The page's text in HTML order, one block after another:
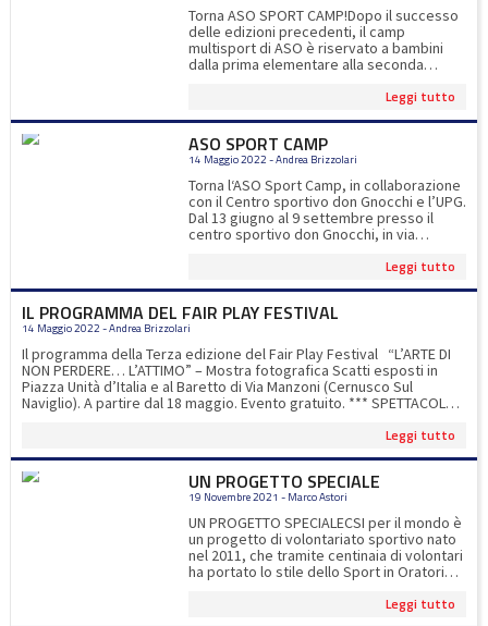
Torna ASO SPORT CAMP!Dopo il successo
delle edizioni precedenti, il camp
multisport di ASO è riservato a bambini
dalla prima elementare alla seconda
saranno esperti di calcio, tennis, padel e
www.asocernusco.itper info
asosportcamp@gmail.com
Leggi tutto
ASO SPORT CAMP
14 Maggio 2022 - Andrea Brizzolari
Torna l‘ASO Sport Camp, in collaborazione
con il Centro sportivo don Gnocchi e l’UPG.
Dal 13 giugno al 9 settembre presso il
centro sportivo don Gnocchi, in via
quest'anno: corsi di padel e il pranzo
sperimentare 12 sport diversi, compresi il
padel e la piscina Quest’anno presentiamo
un ASO SPORT CAMP in formato maxi per
soddisfare la voglia dei nostri bambini e
ragazzi di amicizia, divertimento e libertà.
Si parte il 13 giugno e si prosegue fino al 9
settembre. luglio. Sette settimane di
sport e gioco all’aria aperta. Iscrizione a
numero chiuso Periodo 13 Giugno – 9
settembreOrari & Attività: 8.00 – 9.00
accoglienza9.00 -16.30 attività16.30-17.00
uscita per infoasosportcamp@gmail.com
Leggi tutto
IL PROGRAMMA DEL FAIR PLAY FESTIVAL
14 Maggio 2022 - Andrea Brizzolari
Il programma della Terza edizione del Fair Play Festival “L’ARTE DI
NON PERDERE… L’ATTIMO” – Mostra fotografica Scatti esposti in
Piazza Unità d’Italia e al Baretto di Via Manzoni (Cernusco Sul
Naviglio). A partire dal 18 maggio. Evento gratuito. *** SPETTACOLO-
ore 21 Evento gratuito con prenotazione obbligatoria. Con la
*** FAIR PLAY FINANZIARIO Auditorium della BCC Banca di Credito
Cooperativo, Via Giovanni Bosco, Carugate 25 maggio - ore 18.30
Evento gratuito con prenotazione obbligatoria. Con la
partecipazione di Marco Bellinazzo, Giovanni Capuano, Carlo Genta,
Sacro Cuore di Milano - Aula Pio XI 26 maggio - ore 17.00 Evento
gratuito con prenotazione obbligatoria. Con la partecipazione della
Prof.ssa Paola Abbiezzi, del Prof. Piermarco Aroldi, di Claudio
Arrigoni, di Gian Marco Duina, di Paolo Marelli e Andrea Brizzolari.
Leggi tutto
UN PROGETTO SPECIALE
19 Novembre 2021 - Marco Astori
UN PROGETTO SPECIALECSI per il mondo è
un progetto di volontariato sportivo nato
nel 2011, che tramite centinaia di volontari
ha portato lo stile dello Sport in Oratorio
piantare il seme dell’educazione,Leggi tutto